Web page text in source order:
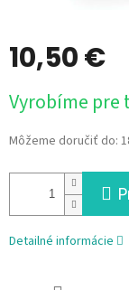
10,50 €
cena:
Vyrobíme pre
Môžeme doručiť do:
Detailné informácie